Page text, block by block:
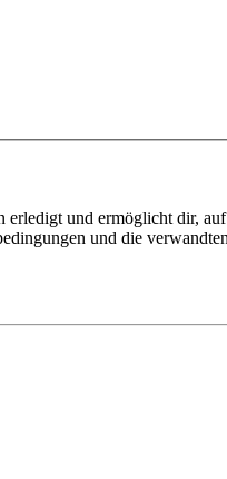
und ermöglicht dir,
und die